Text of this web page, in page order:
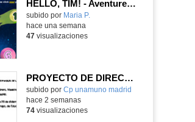
HELLO, TIM! - Aventureros digitales
Contenido educativo.
subido por Maria P.
hace una semana
47visualizaciones
PROYECTO DE DIRECCIÓN
Contenido educativo.
subido por Cp unamuno madrid
hace 2 semanas
74visualizaciones